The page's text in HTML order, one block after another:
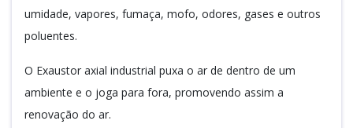
umidade, vapores, fumaça, mofo, odores, gases e outros
poluentes.
O Exaustor axial industrial puxa o ar de dentro de um
ambiente e o joga para fora, promovendo assim a
renovação do ar.